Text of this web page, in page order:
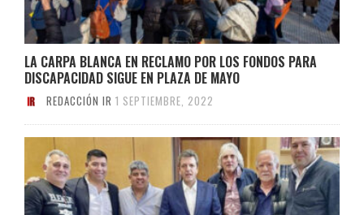
LA CARPA BLANCA EN RECLAMO POR LOS FONDOS PARA
DISCAPACIDAD SIGUE EN PLAZA DE MAYO
REDACCIÓN IR 1 SEPTIEMBRE, 2022